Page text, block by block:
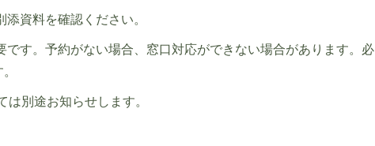
資料を確認ください。
です。予約がない場合、窓口対応ができない場合があります。必
は別途お知らせします。